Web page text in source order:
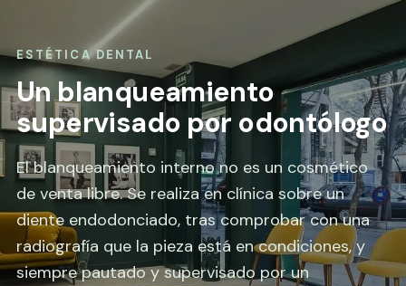
ESTÉTICA DENTAL
Un blanqueamiento
supervisado por odontólogo
El blanqueamiento interno no es un cosmético
de venta libre. Se realiza en clínica sobre un
diente endodonciado, tras comprobar con una
radiografía que la pieza está en condiciones, y
siempre pautado y supervisado por un